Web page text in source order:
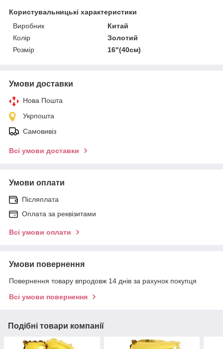
Користувальницькі характеристики
Виробник
Китай
Колір
Золотий
Розмір
16"(40см)
Умови доставки
Нова Пошта
Укрпошта
Самовивіз
Всі умови доставки
Умови оплати
Післяплата
Оплата за реквізитами
Всі умови оплати
Умови повернення
Повернення товару впродовж 14 днів за рахунок покупця
Всі умови повернення
Подібні товари компанії